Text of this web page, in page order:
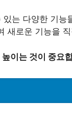
는 다양한 기능
새로운 기능을
이는 것이 중요